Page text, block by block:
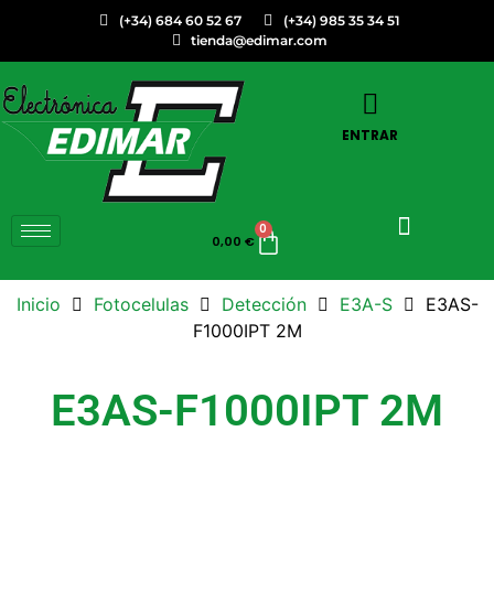
(+34) 684 60 52 67
(+34) 985 35 34 51
tienda@edimar.com
ENTRAR
0,00 €
0
Inicio Fotocelulas Detección E3A-S
E3AS-
F1000IPT 2M
E3AS-F1000IPT 2M